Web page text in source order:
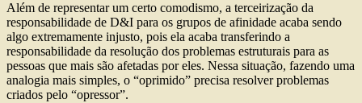
Além de representar um certo comodismo, a terceirização da
responsabilidade de D&I para os grupos de afinidade acaba sendo
algo extremamente injusto, pois ela acaba transferindo a
responsabilidade da resolução dos problemas estruturais para as
pessoas que mais são afetadas por eles. Nessa situação, fazendo uma
analogia mais simples, o “oprimido” precisa resolver problemas
criados pelo “opressor”.